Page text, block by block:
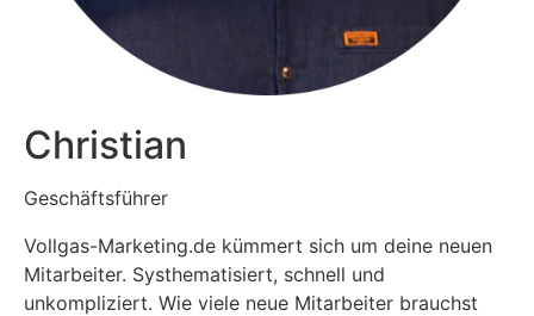
Christian
Geschäftsführer
Vollgas-Marketing.de kümmert sich um deine neuen
Mitarbeiter. Systhematisiert, schnell und
unkompliziert. Wie viele neue Mitarbeiter brauchst